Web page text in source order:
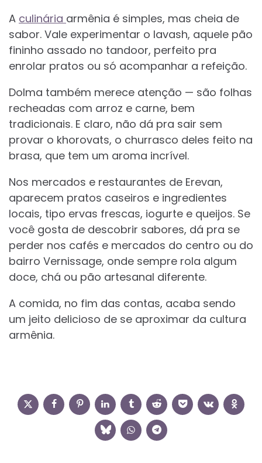
A culinária armênia é simples, mas cheia de
sabor. Vale experimentar o lavash, aquele pão
fininho assado no tandoor, perfeito pra
enrolar pratos ou só acompanhar a refeição.
Dolma também merece atenção — são folhas
recheadas com arroz e carne, bem
tradicionais. E claro, não dá pra sair sem
provar o khorovats, o churrasco deles feito na
brasa, que tem um aroma incrível.
Nos mercados e restaurantes de Erevan,
aparecem pratos caseiros e ingredientes
locais, tipo ervas frescas, iogurte e queijos. Se
você gosta de descobrir sabores, dá pra se
perder nos cafés e mercados do centro ou do
bairro Vernissage, onde sempre rola algum
doce, chá ou pão artesanal diferente.
A comida, no fim das contas, acaba sendo
um jeito delicioso de se aproximar da cultura
armênia.